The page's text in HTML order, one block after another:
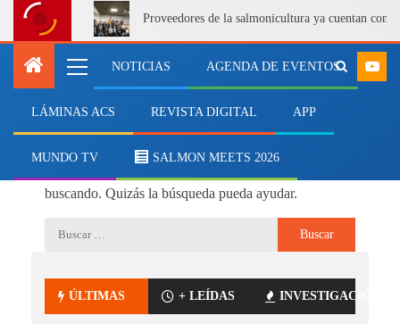
Proveedores de la salmonicultura ya cuentan con
NOTICIAS AGENDA DE EVENTOS
LÁMINAS ACS REVISTA DIGITAL APP
MUNDO TV SALMON MEETS 2026
No se ha encontrado nada
buscando. Quizás la búsqueda pueda ayudar.
ÚLTIMAS + LEÍDAS INVESTIGACIÓN